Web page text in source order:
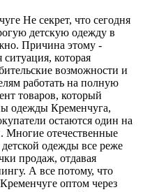
Не секрет, что сегодня
детскую одежду в
Причина этому -
ситуация, которая
возможности и
работать на полную
товаров, который
одежды Кременчуга,
остаются один на
Многие отечественные
одежды все реже
продаж, отдавая
А все потому, что
оптом через